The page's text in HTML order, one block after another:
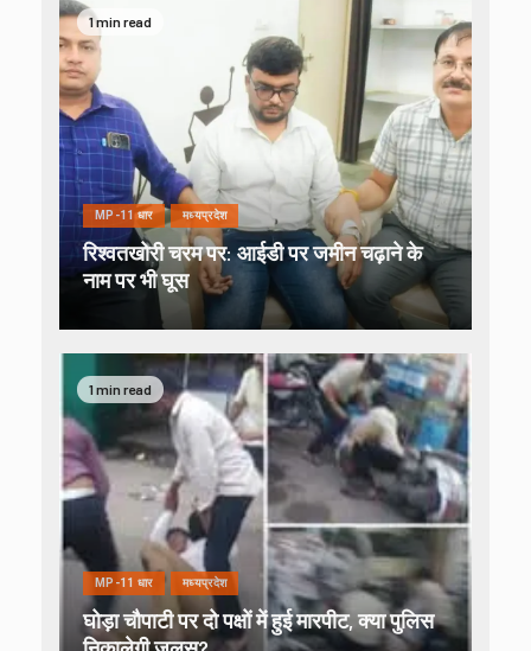
1 min read
MP-11 धार मध्यप्रदेश
रिश्वतखोरी चरम पर: आईडी पर जमीन चढ़ाने के
नाम पर भी घूस
1 min read
MP-11 धार मध्यप्रदेश
घोड़ा चौपाटी पर दो पक्षों में हुई मारपीट, क्या पुलिस